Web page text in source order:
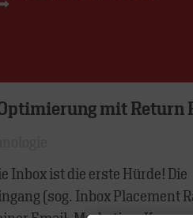
mit Return
Inbox ist die erste Hürde! Die
(sog. Inbox Placement